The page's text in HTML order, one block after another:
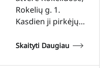
Rokelių g. 1.
Kasdien ji pirkėjų…
Skaityti Daugiau